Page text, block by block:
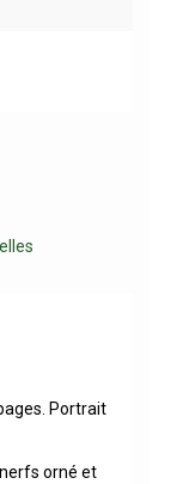
Portrait
orné et